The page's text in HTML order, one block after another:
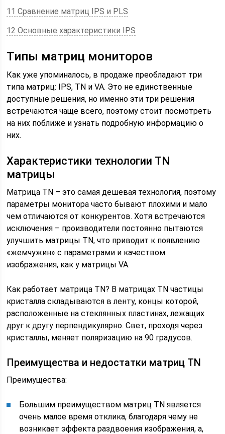
11 Сравнение матриц IPS и PLS
12 Основные характеристики IPS
Типы матриц мониторов
Как уже упоминалось, в продаже преобладают три
типа матриц: IPS, TN и VA. Это не единственные
доступные решения, но именно эти три решения
встречаются чаще всего, поэтому стоит посмотреть
на них поближе и узнать подробную информацию о
них.
Характеристики технологии TN
матрицы
Матрица TN – это самая дешевая технология, поэтому
параметры монитора часто бывают плохими и мало
чем отличаются от конкурентов. Хотя встречаются
исключения – производители постоянно пытаются
улучшить матрицы TN, что приводит к появлению
«жемчужин» с параметрами и качеством
изображения, как у матрицы VA.
Как работает матрица TN? В матрицах TN частицы
кристалла складываются в ленту, концы которой,
расположенные на стеклянных пластинах, лежащих
друг к другу перпендикулярно. Свет, проходя через
кристаллы, меняет поляризацию на 90 градусов.
Преимущества и недостатки матриц TN
Преимущества:
Большим преимуществом матриц TN является
очень малое время отклика, благодаря чему не
возникает эффекта раздвоения изображения, а,